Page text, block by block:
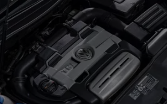
Lading
Ladekort fra Volkswagen
Hjemmelading
Hurtiglading
Ruteplanlegger
Elbillader
Rekkevidde-kalkulator
Ladekalkulator
Oppgitt vs. faktisk